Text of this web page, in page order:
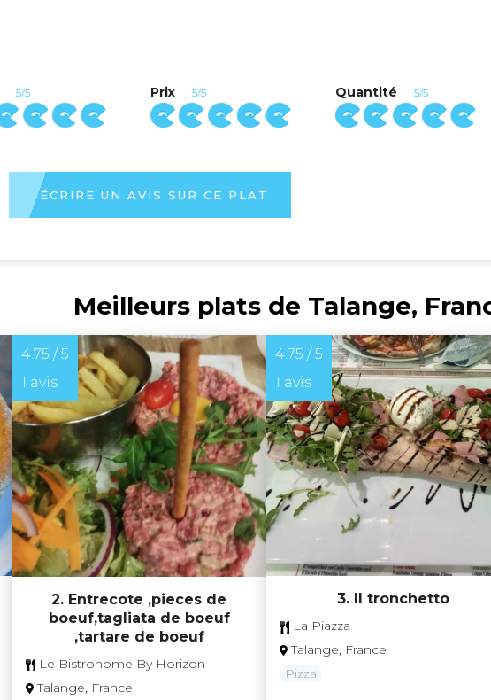
5/5 Prix 5/5 Quantité 5/5
ÉCRIRE UN AVIS SUR CE PLAT
Meilleurs plats de Talange,
4.75 / 5
1 avis
2. Entrecote ,pieces de
boeuf,tagliata de boeuf
,tartare de boeuf
Le Bistronome By Horizon
Talange, France
4.75 / 5
1 avis
3. Il tronchetto
La Piazza
Talange, France
Pizza